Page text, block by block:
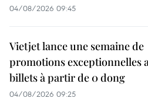
04/08/2026 09:45
Vietjet lance une semaine de
promotions exceptionnelles
billets à partir de 0 dong
04/08/2026 09:25